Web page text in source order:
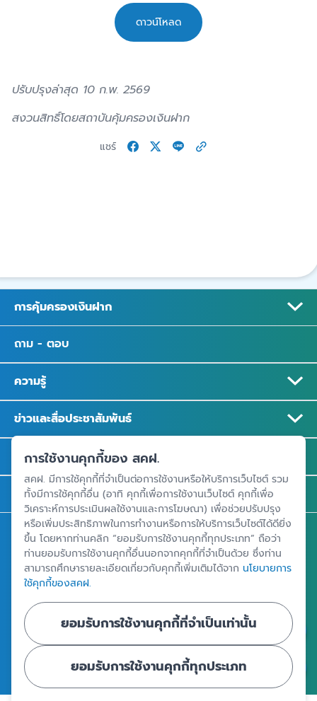
ดาวน์โหลด
ปรับปรุงล่าสุด 10 ก.พ. 2569
สงวนสิทธิ์โดยสถาบันคุ้มครองเงินฝาก
แชร์
การคุ้มครองเงินฝาก
ถาม - ตอบ
ความรู้
ข่าวและสื่อประชาสัมพันธ์
รู้จัก สคฝ.
ติดต่อ สคฝ.
สถาบันคุ้มครองเงินฝาก
อาคารเอสเจ อินฟินิท วัน บิสซิเนสคอมเพล็กซ์ ชั้น 25 - 27 เลขที่ 349
ถนนวิภาวดีรังสิต แขวงจอมพล เขตจตุจักร กรุงเทพฯ 10900
ศูนย์ข้อมูลคุ้มครองเงินฝาก
การใช้งานคุกกี้ของ สคฝ.
สคฝ. มีการใช้คุกกี้ที่จำเป็นต่อการใช้งานหรือให้บริการเว็บไซต์ รวม
ทั้งมีการใช้คุกกี้อื่น (อาทิ คุกกี้เพื่อการใช้งานเว็บไซต์ คุกกี้เพื่อ
วิเคราะห์การประเมินผลใช้งานและการโฆษณา) เพื่อช่วยปรับปรุง
หรือเพิ่มประสิทธิภาพในการทำงานหรือการให้บริการเว็บไซต์ได้ดียิ่ง
ขึ้น โดยหากท่านคลิก “ยอมรับการใช้งานคุกกี้ทุกประเภท” ถือว่า
ท่านยอมรับการใช้งานคุกกี้อื่นนอกจากคุกกี้ที่จำเป็นด้วย ซึ่งท่าน
สามารถศึกษารายละเอียดเกี่ยวกับคุกกี้เพิ่มเติมได้จาก นโยบายการ
ใช้คุกกี้ของสคฝ.
ยอมรับการใช้งานคุกกี้ที่จำเป็นเท่านั้น
ยอมรับการใช้งานคุกกี้ทุกประเภท